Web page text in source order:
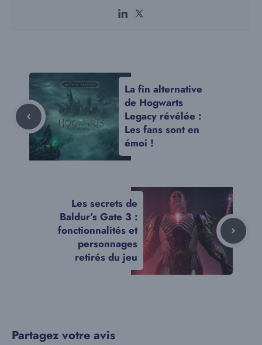
La fin alternative
de Hogwarts
Legacy révélée :
Les fans sont en
émoi !
Les secrets de
Baldur’s Gate 3 :
fonctionnalités et
personnages
retirés du jeu
Partagez votre avis